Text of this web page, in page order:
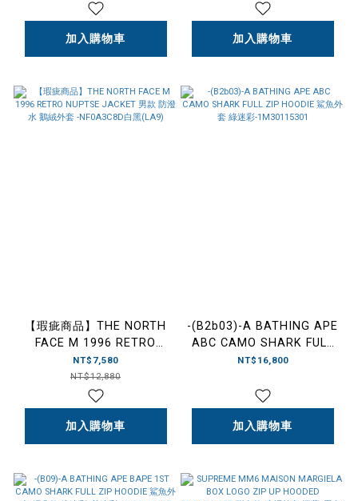
I036593
加入購物車 加入購物車
【瑕疵商品】THE NORTH
FACE M 1996 RETRO
NUPTSE JACKET 男款 防
潑水 鵝絨外套 -NF0A3C8D
白黑(LA9)
NT$7,580
NT$12,880
加入購物車
-(B2b03)-A BATHING APE
ABC CAMO SHARK FULL
ZIP HOODIE 鯊魚外套 綠迷
NT$16,800
加入購物車